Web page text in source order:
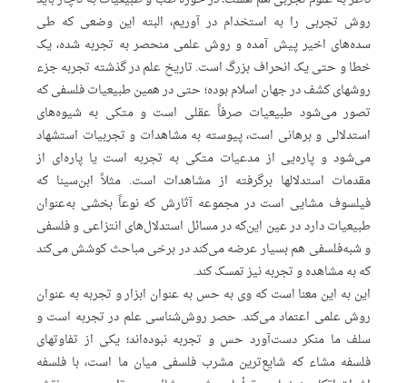
روش تجربی را به استخدام در ‌آوریم، البته این وضعی که طی
سده‌های اخیر پیش آمده و روش علمی منحصر به تجربه شده، یک
خطا و حتی یک انحراف بزرگ است. تاریخ علم در گذشته تجربه جزء
روشهای کشف در جهان اسلام بوده؛ حتی در همین طبیعیات فلسفی که
تصور می‌شود طبیعیات صرفاً عقلی است و متکی به شیوه‌های
استدلالی و برهانی است، پیوسته به مشاهدات و تجربیات استشهاد
می‌شود و پاره‌‌یی از مدعیات متکی به تجربه است یا پاره‌ای از
مقدمات استدلالها برگرفته از مشاهدات است. مثلاً ابن‌سینا که
فیلسوف مشایی است در مجموعه آثارش که نوعاً بخشی به‌عنوان
طبیعیات دارد در عین این‌که در مسائل استدلال‌های انتزاعی و فلسفی
و شبه‌فلسفی هم بسیار عرضه می‌کند در برخی مباحث کوشش می‌کند
که به مشاهده و تجربه نیز تمسک کند.
این به این معنا است که وی به حس به عنوان ابزار و تجربه به عنوان
روش علمی اعتماد می‌کند. حصر روش‌شناسی علم در تجربه است و
سلف ما منکر دست‌آورد حس و تجربه نبوده‌اند؛ یکی از تفاوتهای
فلسفه مشاء که شایع‌ترین مشرب فلسفی میان ما است، با فلسفه